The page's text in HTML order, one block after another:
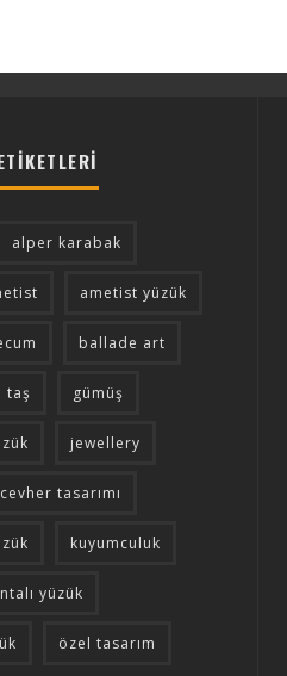
alper karabak
ametist yüzük
ballade art
taş gümüş
jewellery
tasarımı
kuyumculuk
yüzük
özel tasarım